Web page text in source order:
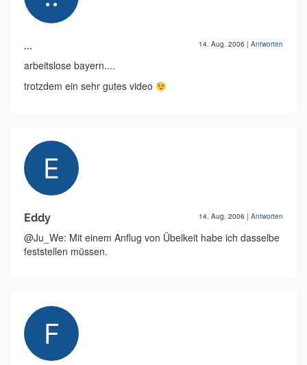
... 14. Aug. 2006 | Antworten
arbeitslose bayern....
trotzdem ein sehr gutes video
Eddy 14. Aug. 2006 | Antworten
@Ju_We: Mit einem Anflug von Übelkeit habe ich dasselbe
feststellen müssen.